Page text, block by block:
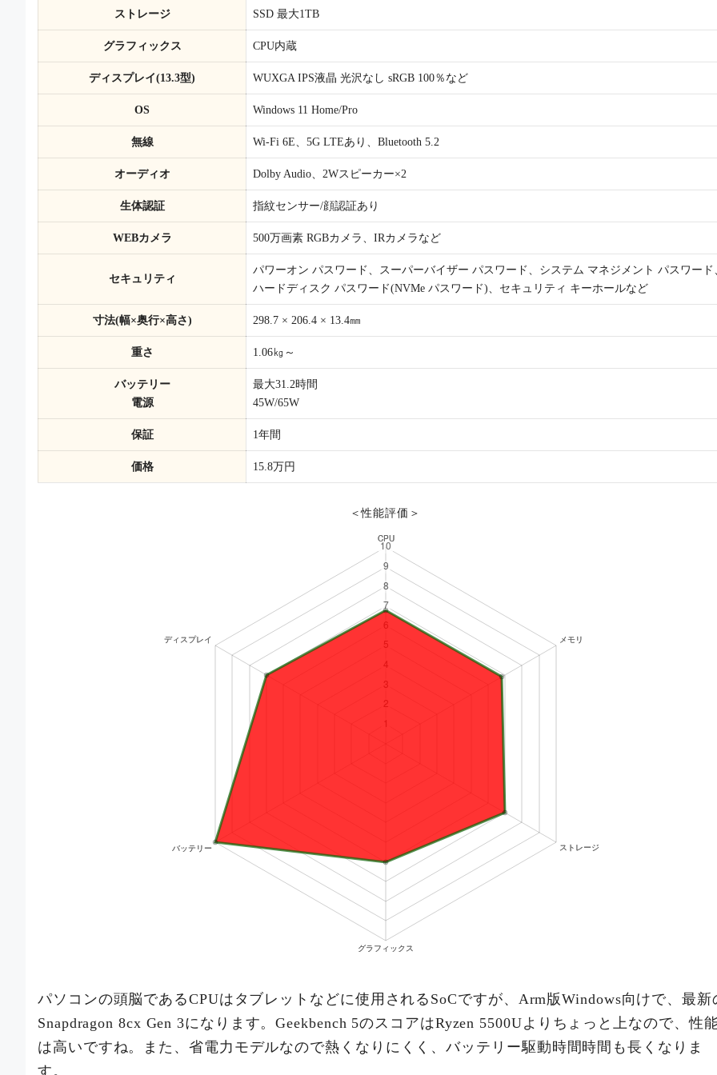
ストレージ SSD 最大1TB
グラフィックス CPU内蔵
ディスプレイ(13.3型) WUXGA IPS液晶 光沢なし sRGB 100％など
OS Windows 11 Home/Pro
無線 Wi-Fi 6E、5G LTEあり、Bluetooth 5.2
オーディオ Dolby Audio、2Wスピーカー×2
生体認証 指紋センサー/顔認証あり
WEBカメラ 500万画素 RGBカメラ、IRカメラなど
セキュリティ
パワーオン パスワード、スーパーバイザー パスワード、システム マネジメント パスワード
ハードディスク パスワード(NVMe パスワード)、セキュリティ キーホールなど
寸法(幅×奥行×高さ) 298.7 × 206.4 × 13.4㎜
重さ 1.06㎏～
バッテリー
電源
最大31.2時間
45W/65W
保証 1年間
価格 15.8万円
＜性能評価＞
パソコンの頭脳であるCPUはタブレットなどに使用されるSoCですが、Arm版Windows向けで、最新
Snapdragon 8cx Gen 3になります。Geekbench 5のスコアはRyzen 5500Uよりちょっと上なので、性
は高いですね。また、省電力モデルなので熱くなりにくく、バッテリー駆動時間時間も長くなりま
す。